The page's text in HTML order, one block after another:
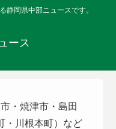
静岡県中部ニュースです。
ース
・焼津市・島田
・川根本町）など